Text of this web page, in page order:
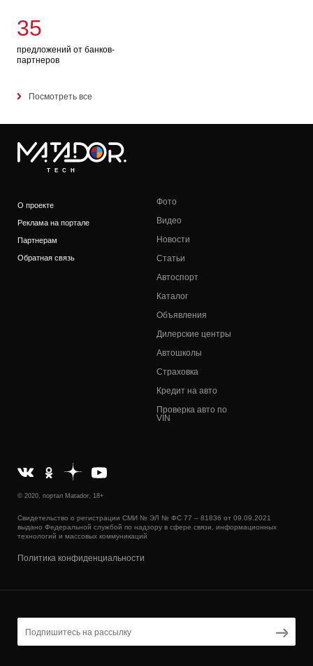
35
предложений от банков-
партнеров
Посмотреть все
TECH
О проекте
Реклама на портале
Партнерам
Обратная связь
Фото
Видео
Новости
Статьи
Автоспорт
Каталог
Объявления
Дилерские центры
Автошколы
Страховка
Кредит на авто
Проверка авто по
VIN
© 2020, портал Matador, 18+
Свидетельство о регистрации СМИ № ЭЛ № ФС 77 – 81836 от 09.09.2021
выдано Федеральной службой по надзору в сфере связи, информационных
технологий и массовых коммуникаций
Политика конфиденциальности